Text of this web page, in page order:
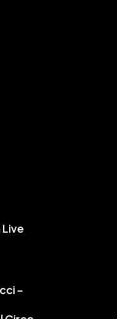
Live
–